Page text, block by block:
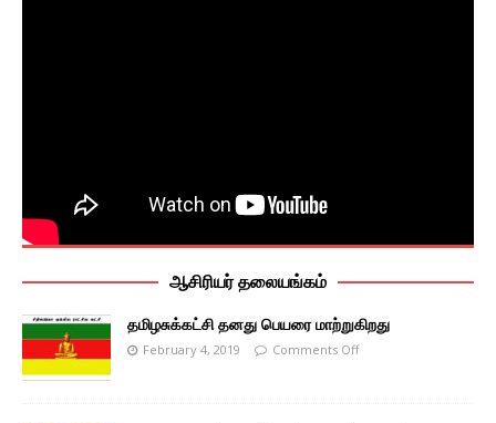
ஆசிரியர் தலையங்கம்
தமிழசுக்கட்சி தனது பெயரை மாற்றுகிறது
February 4, 2019 Comments Off